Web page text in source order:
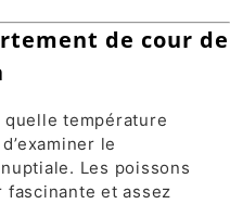
de cour de
quelle température
le
Les poissons
fascinante et assez